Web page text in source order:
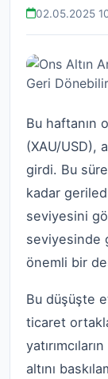
02.05.2025
Bu haftanın
(XAU/USD),
girdi. Bu
kadar
seviyesini
seviyesinde
önemli bir
Bu düşüşte
ticaret
altını